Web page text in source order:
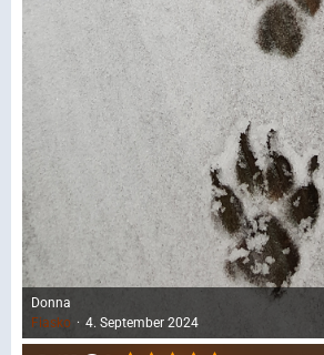
Donna
Fiasko
4. September 2024